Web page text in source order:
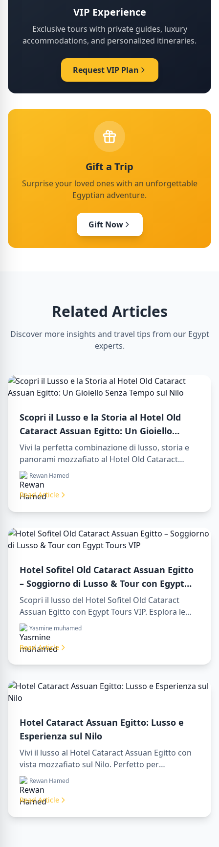
VIP Experience
Exclusive tours with private guides, luxury
accommodations, and personalized itineraries.
Request VIP Plan
Gift a Trip
Surprise your loved ones with an unforgettable
Egyptian adventure.
Gift Now
Related Articles
Discover more insights and travel tips from our Egypt
experts.
Scopri il Lusso e la Storia al Hotel Old
Cataract Assuan Egitto: Un Gioiello
Senza Tempo sul Nilo
Vivi la perfetta combinazione di lusso, storia e
panorami mozzafiato al Hotel Old Cataract
Assuan Egitto. Esplora indimenticabili day tours
in luxor egypt e goditi un memorabile day trip to
aswan from luxor.
Rewan Hamed
Read Article
Hotel Sofitel Old Cataract Assuan Egitto
– Soggiorno di Lusso & Tour con Egypt
Tours VIP
Scopri il lusso del Hotel Sofitel Old Cataract
Assuan Egitto con Egypt Tours VIP. Esplora le
attrazioni di Assuan, goditi la vista sul Nilo e i
nostri servizi turistici premium. Prenota subito il
tuo viaggio da sogno in Egitto!
Yasmine muhamed
Read Article
Hotel Cataract Assuan Egitto: Lusso e
Esperienza sul Nilo
Vivi il lusso al Hotel Cataract Assuan Egitto con
vista mozzafiato sul Nilo. Perfetto per
organizzare un sharm to luxor day trip,
prenotare tramite una luxor travel agency o con
un luxor tour guide. Comfort, cultura e
Rewan Hamed
Read Article